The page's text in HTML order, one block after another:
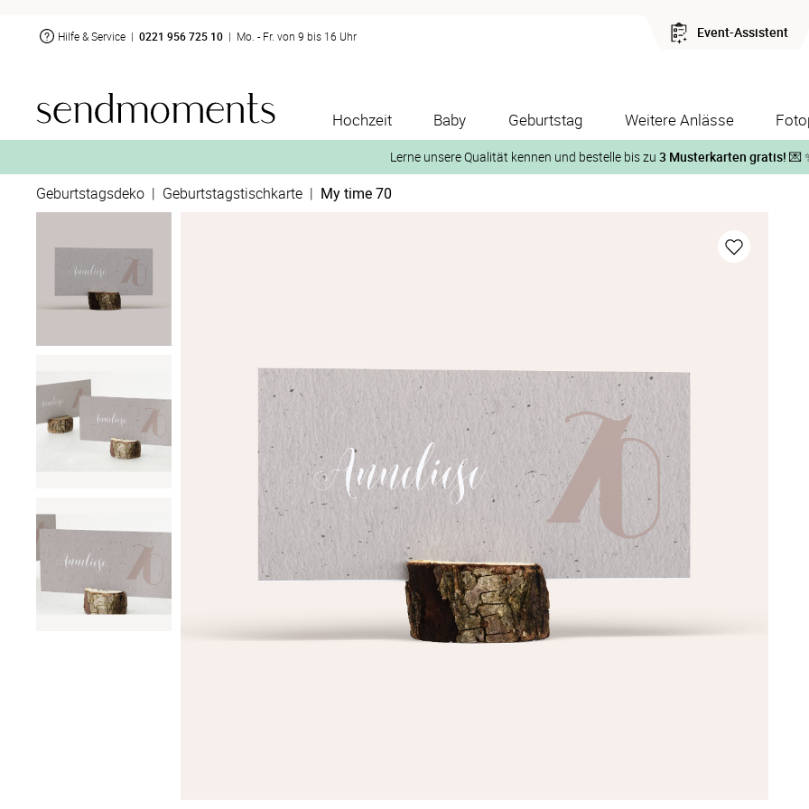
Hilfe & Service | 0221 956 725 10 | Mo. - Fr. von 9 bis 16 Uhr Event-Assistent
Hochzeit Baby Geburtstag Weitere Anlässe
Lerne unsere Qualität kennen und bestelle bis zu 3 Musterkarten gratis! 💌
auf der jeweiligen Produktseite und lasse Dir die Karten
Geburtstagsdeko | Geburtstagstischkarte | My time 70